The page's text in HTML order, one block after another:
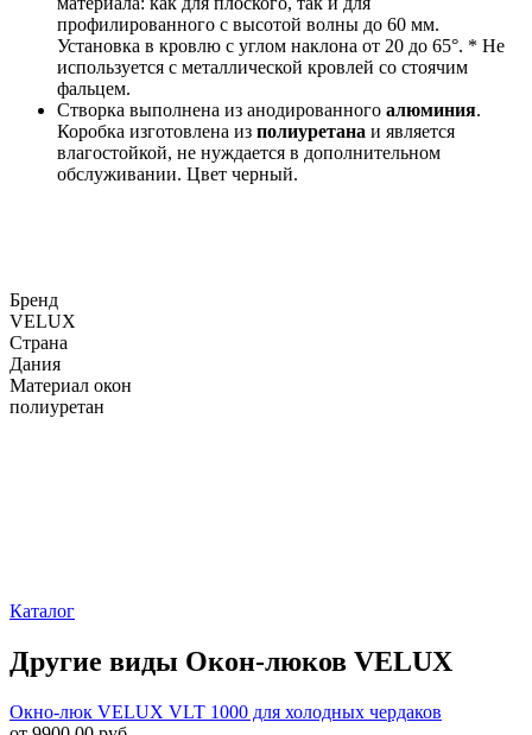
профилированного с высотой волны до 60 мм.
Установка в кровлю с углом наклона от 20 до 65°. * Не
используется с металлической кровлей со стоячим
фальцем.
Створка выполнена из анодированного алюминия.
Коробка изготовлена из полиуретана и является
влагостойкой, не нуждается в дополнительном
обслуживании. Цвет черный.
Бренд
VELUX
Страна
Дания
Материал окон
полиуретан
Каталог
Другие виды Окон-люков VELUX
Окно-люк VELUX VLT 1000 для холодных чердаков